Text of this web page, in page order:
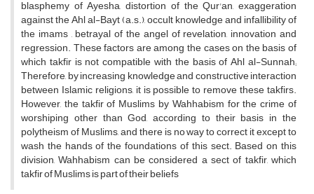
blasphemy of Ayesha, distortion of the Qur'an, exaggeration
against the Ahl al-Bayt (a.s.), occult knowledge and infallibility of
the imams , betrayal of the angel of revelation, innovation and
regression. These factors are among the cases on the basis of
which takfir is not compatible with the basis of Ahl al-Sunnah;
Therefore, by increasing knowledge and constructive interaction
between Islamic religions, it is possible to remove these takfirs.
However, the takfir of Muslims by Wahhabism for the crime of
worshiping other than God, according to their basis in the
polytheism of Muslims, and there is no way to correct it except to
wash the hands of the foundations of this sect. Based on this
division, Wahhabism can be considered a sect of takfir, which
takfir of Muslims is part of their beliefs